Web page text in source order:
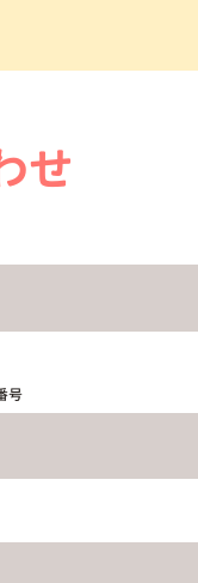
せ
号